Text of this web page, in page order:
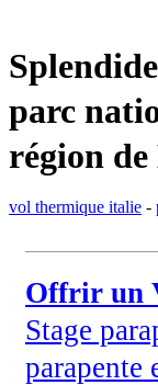
parc
région
vol thermique italie -
Offrir un
Stage
parapente